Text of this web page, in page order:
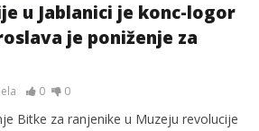
u Jablanici je konc-logor
je poniženje za
0 0
Bitke za ranjenike u Muzeju revolucije